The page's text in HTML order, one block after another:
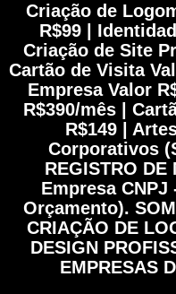
Criação de
R$99 |
Criação de Site
Cartão de Visita
Empresa Valor
R$390/mês |
R$149 |
Corporativos
REGISTRO
Empresa CNPJ
Orçamento).
CRIAÇÃO DE
DESIGN
EMPRESAS